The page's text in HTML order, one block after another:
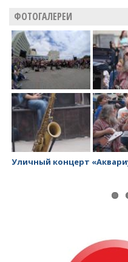
ФОТОГАЛЕРЕИ
Уличный концерт